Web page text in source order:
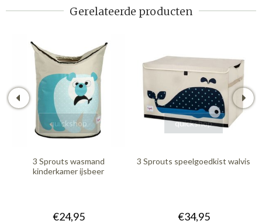
Gerelateerde producten
quickshop
3 Sprouts wasmand
kinderkamer ijsbeer
€24,95
quickshop
3 Sprouts speelgoedkist walvis
€34,95